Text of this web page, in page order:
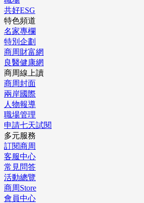
共好ESG
特色頻道
名家專欄
特別企劃
商周財富網
良醫健康網
商周線上讀
商周封面
兩岸國際
人物報導
職場管理
申請七天試閱
多元服務
訂閱商周
客服中心
常見問答
活動總覽
商周Store
會員中心